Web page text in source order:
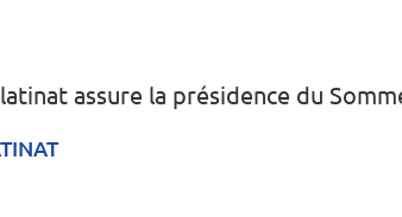
assure la présidence du